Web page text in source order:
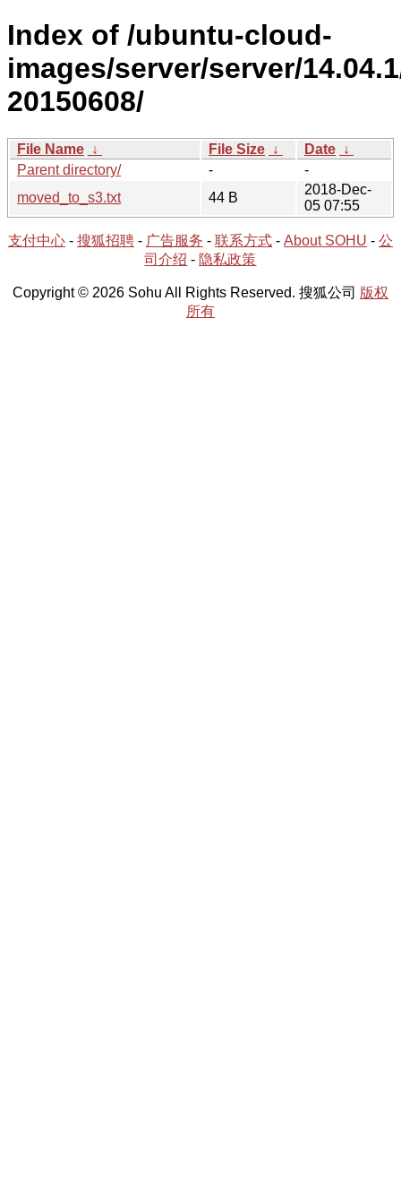
Index of /ubuntu-cloud-
images/server/server/
20150608/
File Name ↓ File Size ↓ Date ↓
Parent directory/
-
-
moved_to_s3.txt
44 B
2018-Dec-
05 07:55
支付中心 - 搜狐招聘 - 广告服务 - 联系方式 - About SOHU - 公
司介绍 - 隐私政策
Copyright © 2026 Sohu All Rights Reserved. 搜狐公司 版权
所有